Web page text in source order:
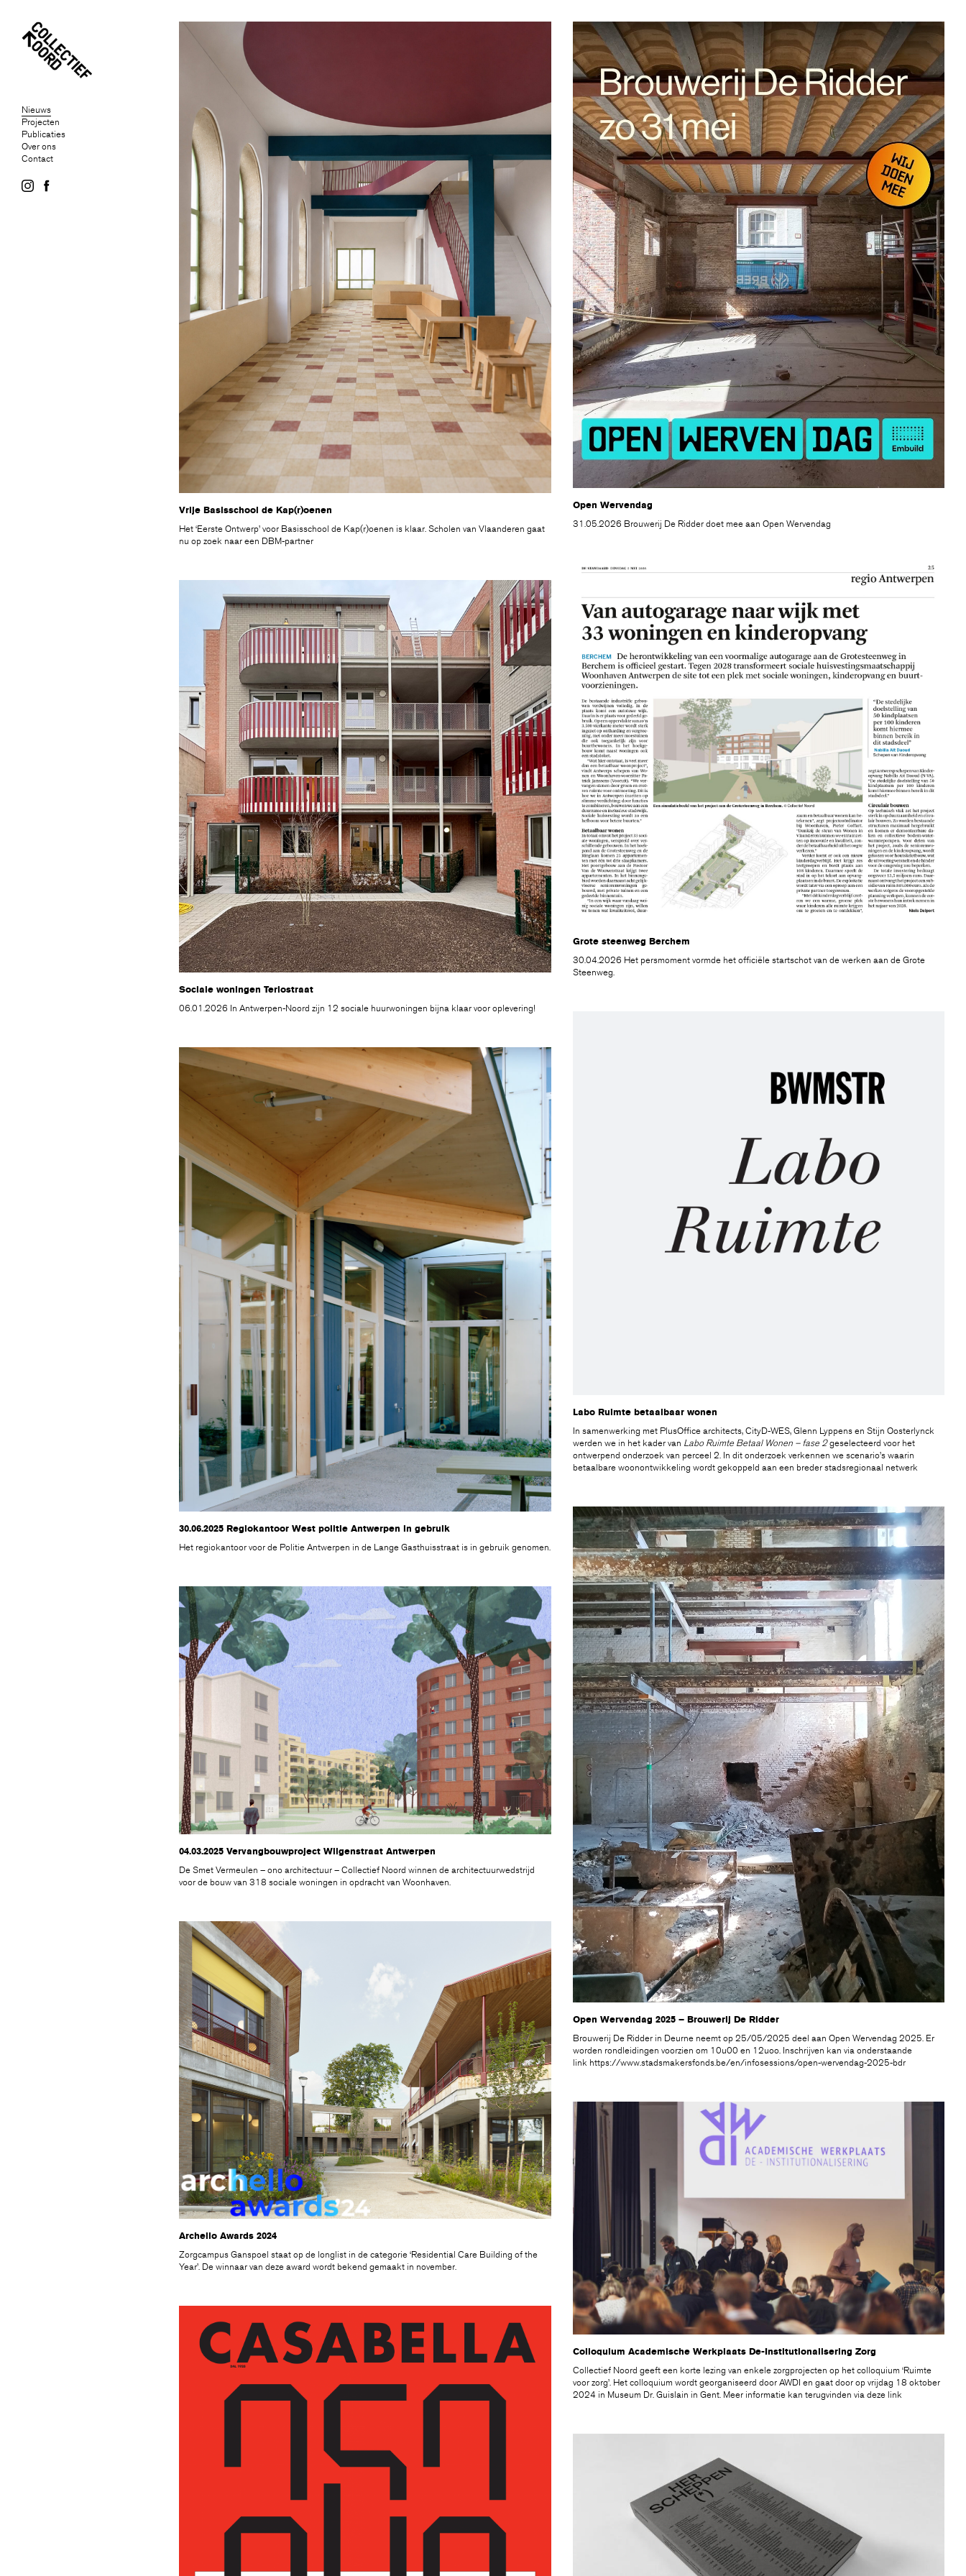
Nieuws
Projecten
Publicaties
Over ons
Contact
Vrije Basisschool de Kap(r)oenen
Het ‘Eerste Ontwerp’ voor Basisschool de Kap(r)oenen is klaar. Scholen van Vlaanderen gaat
nu op zoek naar een DBM-partner
Open Wervendag
31.05.2026 Brouwerij De Ridder doet mee aan Open Wervendag
Grote steenweg Berchem
30.04.2026 Het persmoment vormde het officiële startschot van de werken aan de Grote
Steenweg.
Sociale woningen Terlostraat
06.01.2026 In Antwerpen-Noord zijn 12 sociale huurwoningen bijna klaar voor oplevering!
Labo Ruimte betaalbaar wonen
In samenwerking met PlusOffice architects, CityD-WES, Glenn Lyppens en Stijn Oosterlynck
werden we in het kader van Labo Ruimte Betaal Wonen – fase 2geselecteerd voor het
ontwerpend onderzoek van perceel 2. In dit onderzoek verkennen we scenario’s waarin
betaalbare woonontwikkeling wordt gekoppeld aan een breder stadsregionaal netwerk
30.06.2025 Regiokantoor West politie Antwerpen in gebruik
Het regiokantoor voor de Politie Antwerpen in de Lange Gasthuisstraat is in gebruik genomen.
Open Wervendag 2025 – Brouwerij De Ridder
Brouwerij De Ridder in Deurne neemt op 25/05/2025 deel aan Open Wervendag 2025. Er
worden rondleidingen voorzien om 10u00 en 12uoo. Inschrijven kan via onderstaande
link https://www.stadsmakersfonds.be/en/infosessions/open-wervendag-2025-bdr
04.03.2025 Vervangbouwproject Wilgenstraat Antwerpen
De Smet Vermeulen – ono architectuur – Collectief Noord winnen de architectuurwedstrijd
voor de bouw van 318 sociale woningen in opdracht van Woonhaven.
Archello Awards 2024
Zorgcampus Ganspoel staat op de longlist in de categorie ‘Residential Care Building of the
Year’. De winnaar van deze award wordt bekend gemaakt in november.
Colloquium Academische Werkplaats De-Institutionalisering Zorg
Collectief Noord geeft een korte lezing van enkele zorgprojecten op het colloquium ‘Ruimte
voor zorg’. Het colloquium wordt georganiseerd door AWDI en gaat door op vrijdag 18 oktober
2024 in Museum Dr. Guislain in Gent. Meer informatie kan terugvinden via deze link